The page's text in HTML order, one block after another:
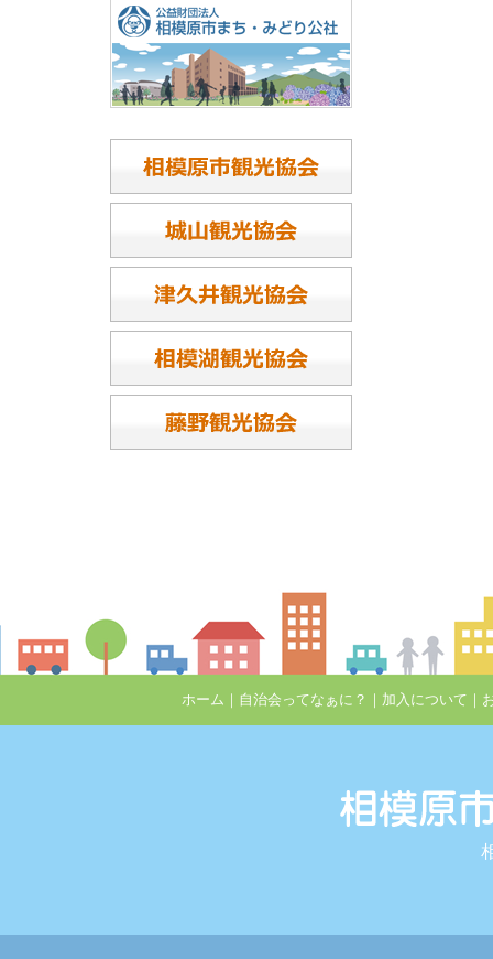
ホーム ｜ 自治会ってなぁに？ ｜ 加入について ｜